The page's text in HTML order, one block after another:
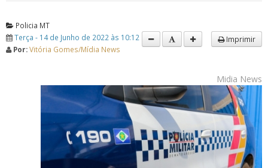
Policia MT
Terça - 14 de Junho de 2022 às 10:12
Por:Vitória Gomes/Mídia News
Imprimir
Midia News